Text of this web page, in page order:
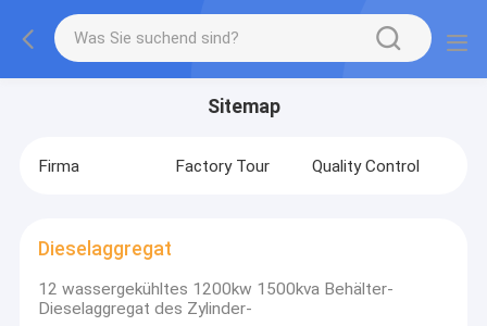
Sitemap
Firma Factory Tour Quality Control
Dieselaggregat
12 wassergekühltes 1200kw 1500kva Behälter-
Dieselaggregat des Zylinder-